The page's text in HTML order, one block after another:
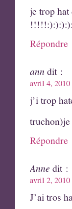
je trop
Répondre
ann dit :
avril 4, 2010
j’i trop
Répondre
Anne dit :
avril 2, 2010
J’ai tros